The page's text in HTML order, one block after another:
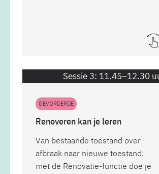
Sessie 3: 11.45–12.30
GEVORDERDE
Renoveren kan je leren
Van bestaande toestand over
afbraak naar nieuwe toestand:
met de Renovatie-functie doe je